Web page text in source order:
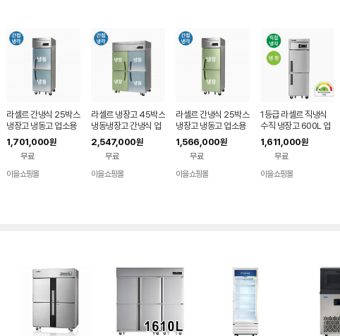
라셀르 간냉식 25박스
냉장고 냉동고 업소용
카페 프랜차이즈 스텐
냉동2(우도어)
1,701,000원
무료
이을쇼핑몰
라셀르 냉장고 45박스
냉동냉장고 간냉식 업
소용 LS-1045HRF
프랜차이즈 카페
2,547,000원
무료
이을쇼핑몰
라셀르 간냉식 25박스
냉장고 냉동고 업소용
카페 프랜차이즈 스텐
냉장2(우도어)
1,566,000원
무료
이을쇼핑몰
1등급 라셀르 직냉식
수직 냉장고 600L 업
소용 식당 카페 25박
스 A-LD-625R
1,611,000원
무료
이을쇼핑몰